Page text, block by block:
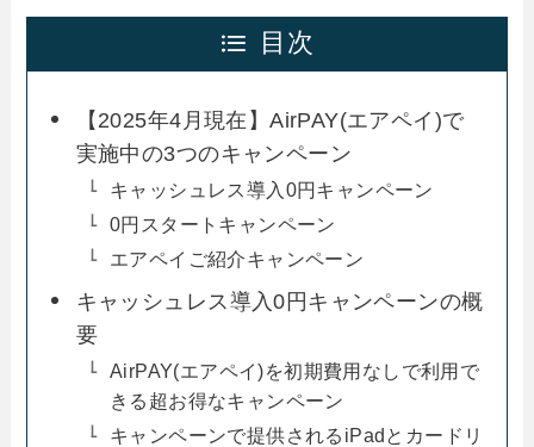
目次
【2025年4月現在】AirPAY(エアペイ)で
実施中の3つのキャンペーン
キャッシュレス導入0円キャンペーン
0円スタートキャンペーン
エアペイご紹介キャンペーン
キャッシュレス導入0円キャンペーンの概
要
AirPAY(エアペイ)を初期費用なしで利用で
きる超お得なキャンペーン
キャンペーンで提供されるiPadとカードリ